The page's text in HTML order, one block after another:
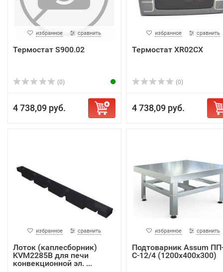
избранное сравнить
Термостат S900.02
(0)
4 738,09 руб.
избранное сравнить
Термостат XR02CX
(0)
4 738,09 руб.
избранное сравнить
Лоток (каплесборник)
KVM2285B для печи
конвекционной эл. ...
избранное сравнить
Подтоварник Assum
С-12/4 (1200х400х300)